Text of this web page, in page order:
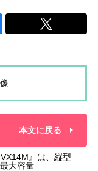
本文に戻る
』は、縦型
大容量